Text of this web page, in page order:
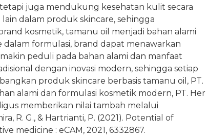
juga mendukung kesehatan kulit secara
dalam produk skincare, sehingga
kosmetik, tamanu oil menjadi bahan alami
formulasi, brand dapat menawarkan
peduli pada bahan alami dan manfaat
dengan inovasi modern, sehingga setiap
produk skincare berbasis tamanu oil, PT.
alami dan formulasi kosmetik modern, PT. Her
memberikan nilai tambah melalui
R. G., & Hartrianti, P. (2021). Potential of
medicine : eCAM, 2021, 6332867.